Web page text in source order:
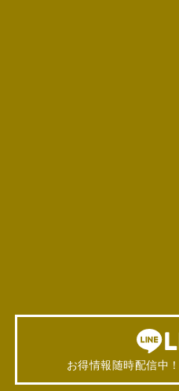
お得情報随時配信中